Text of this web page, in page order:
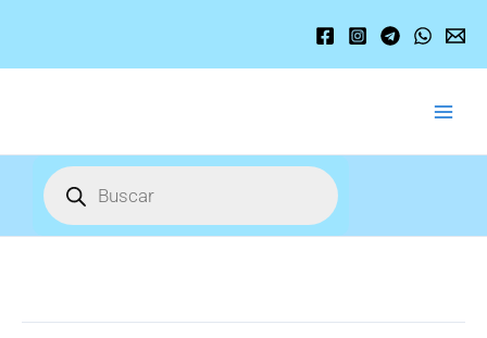
contenido
Búsqueda
de
productos